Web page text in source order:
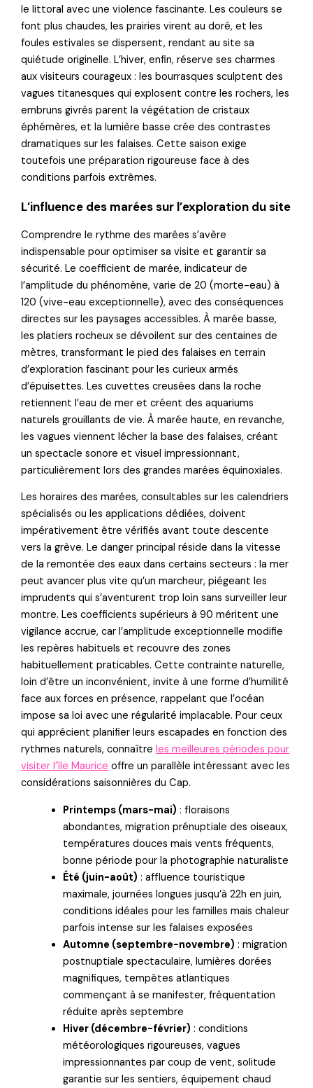
le littoral avec une violence fascinante. Les couleurs se
font plus chaudes, les prairies virent au doré, et les
foules estivales se dispersent, rendant au site sa
quiétude originelle. L’hiver, enfin, réserve ses charmes
aux visiteurs courageux : les bourrasques sculptent des
vagues titanesques qui explosent contre les rochers, les
embruns givrés parent la végétation de cristaux
éphémères, et la lumière basse crée des contrastes
dramatiques sur les falaises. Cette saison exige
toutefois une préparation rigoureuse face à des
conditions parfois extrêmes.
L’influence des marées sur l’exploration du site
Comprendre le rythme des marées s’avère
indispensable pour optimiser sa visite et garantir sa
sécurité. Le coefficient de marée, indicateur de
l’amplitude du phénomène, varie de 20 (morte-eau) à
120 (vive-eau exceptionnelle), avec des conséquences
directes sur les paysages accessibles. À marée basse,
les platiers rocheux se dévoilent sur des centaines de
mètres, transformant le pied des falaises en terrain
d’exploration fascinant pour les curieux armés
d’épuisettes. Les cuvettes creusées dans la roche
retiennent l’eau de mer et créent des aquariums
naturels grouillants de vie. À marée haute, en revanche,
les vagues viennent lécher la base des falaises, créant
un spectacle sonore et visuel impressionnant,
particulièrement lors des grandes marées équinoxiales.
Les horaires des marées, consultables sur les calendriers
spécialisés ou les applications dédiées, doivent
impérativement être vérifiés avant toute descente
vers la grève. Le danger principal réside dans la vitesse
de la remontée des eaux dans certains secteurs : la mer
peut avancer plus vite qu’un marcheur, piégeant les
imprudents qui s’aventurent trop loin sans surveiller leur
montre. Les coefficients supérieurs à 90 méritent une
vigilance accrue, car l’amplitude exceptionnelle modifie
les repères habituels et recouvre des zones
habituellement praticables. Cette contrainte naturelle,
loin d’être un inconvénient, invite à une forme d’humilité
face aux forces en présence, rappelant que l’océan
impose sa loi avec une régularité implacable. Pour ceux
qui apprécient planifier leurs escapades en fonction des
rythmes naturels, connaîtreles meilleures périodes pour
visiter l’île Maurice offre un parallèle intéressant avec les
considérations saisonnières du Cap.
Printemps (mars-mai) : floraisons
abondantes, migration prénuptiale des oiseaux,
températures douces mais vents fréquents,
bonne période pour la photographie naturaliste
Été (juin-août) : affluence touristique
maximale, journées longues jusqu’à 22h en juin,
conditions idéales pour les familles mais chaleur
parfois intense sur les falaises exposées
Automne (septembre-novembre) : migration
postnuptiale spectaculaire, lumières dorées
magnifiques, tempêtes atlantiques
commençant à se manifester, fréquentation
réduite après septembre
Hiver (décembre-février) : conditions
météorologiques rigoureuses, vagues
impressionnantes par coup de vent, solitude
garantie sur les sentiers, équipement chaud